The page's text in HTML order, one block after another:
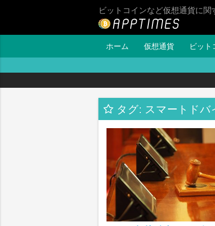
ビットコインなど仮想通貨に
ホーム 仮想通貨 ビット
タグ: スマートドバ